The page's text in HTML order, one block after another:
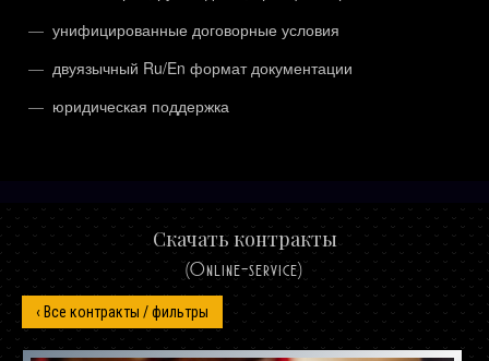
унифицированные договорные условия
двуязычный Ru/En формат документации
юридическая поддержка
Скачать контракты
(Online-service)